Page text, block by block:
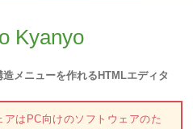
Kyanyo
メニューを作れるHTMLエディタ
はPC向けのソフトウェアのた